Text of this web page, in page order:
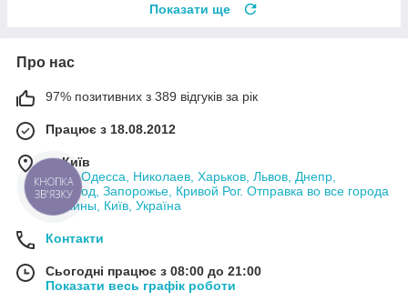
Показати ще
Про нас
97% позитивних з 389 відгуків за рік
Працює з 18.08.2012
м. Київ
Киев, Одесса, Николаев, Харьков, Львов, Днепр,
Ужгород, Запорожье, Кривой Рог. Отправка во все города
Украины, Київ, Україна
Контакти
Сьогодні працює з 08:00 до 21:00
Показати весь графік роботи
КНОПКА
ЗВ'ЯЗКУ